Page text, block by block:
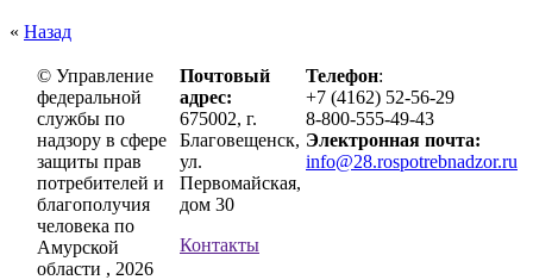
« Назад
© Управление
федеральной
службы по
надзору в сфере
защиты прав
потребителей и
благополучия
человека по
Амурской
области , 2026
Почтовый
адрес:
675002, г.
Благовещенск,
ул.
Первомайская,
дом 30
Контакты
Телефон:
+7 (4162) 52-56-29
8-800-555-49-43
Электронная почта:
info@28.rospotrebnadzor.ru